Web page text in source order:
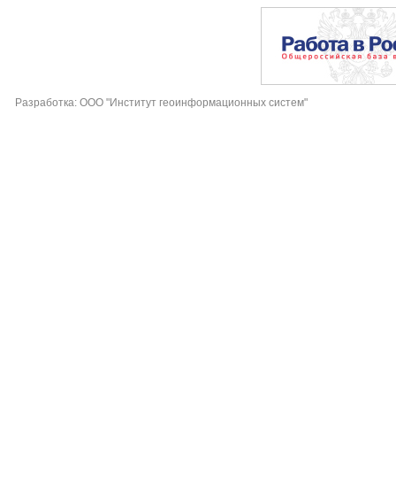
Разработка: ООО "Институт геоинформационных систем"